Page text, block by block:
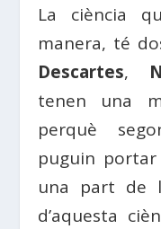
La ciència
manera, té
Descartes,
tenen una
perquè
puguin
una part de
d’aquesta